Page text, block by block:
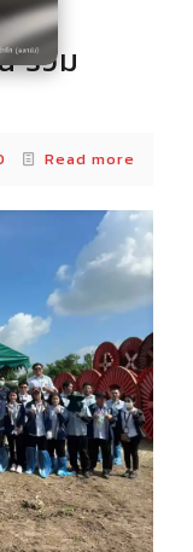
ร่วม
Read more